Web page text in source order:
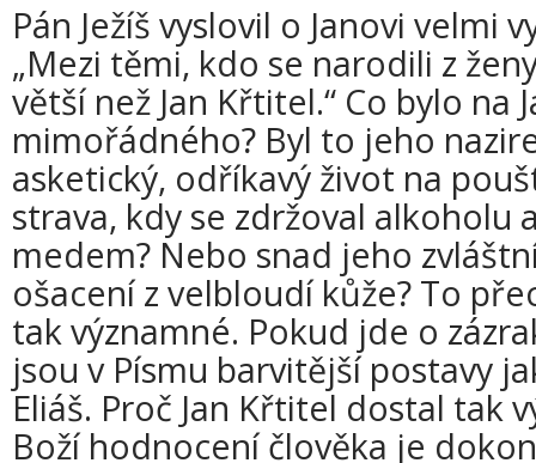
Pán Ježíš vyslovil o Janovi velmi
„Mezi těmi, kdo se narodili z
větší než Jan Křtitel.“ Co bylo na
mimořádného? Byl to jeho
asketický, odříkavý život na
strava, kdy se zdržoval alkoholu
medem? Nebo snad jeho
ošacení z velbloudí kůže? To
tak významné. Pokud jde o
jsou v Písmu barvitější postavy
Eliáš. Proč Jan Křtitel dostal tak
Boží hodnocení člověka je